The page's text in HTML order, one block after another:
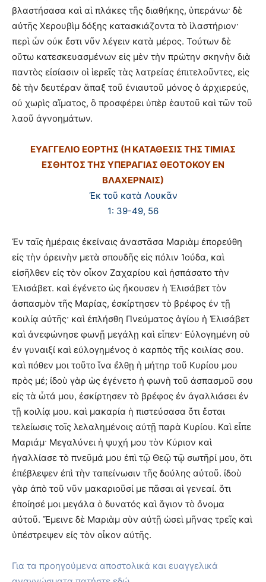
βλαστήσασα καὶ αἱ πλάκες τῆς διαθήκης, ὑπεράνω· δὲ
αὐτῆς Χερουβὶμ δόξης κατασκιάζοντα τὸ ἱλαστήριον·
περὶ ὧν οὐκ ἔστι νῦν λέγειν κατὰ μέρος. Τούτων δὲ
οὕτω κατεσκευασμένων εἰς μὲν τὴν πρώτην σκηνὴν διὰ
παντὸς εἰσίασιν οἱ ἱερεῖς τὰς λατρείας ἐπιτελοῦντες, εἰς
δὲ τὴν δευτέραν ἅπαξ τοῦ ἐνιαυτοῦ μόνος ὁ ἀρχιερεύς,
οὐ χωρὶς αἵματος, ὃ προσφέρει ὑπὲρ ἑαυτοῦ καὶ τῶν τοῦ
λαοῦ ἀγνοημάτων.
ΕΥΑΓΓΕΛΙΟ ΕΟΡΤΗΣ (Η ΚΑΤΑΘΕΣΙΣ ΤΗΣ ΤΙΜΙΑΣ
ΕΣΘΗΤΟΣ ΤΗΣ ΥΠΕΡΑΓΙΑΣ ΘΕΟΤΟΚΟΥ ΕΝ
ΒΛΑΧΕΡΝΑΙΣ)
Ἐκ τοῦ κατὰ Λουκᾶν
1: 39-49, 56
Ἐν ταῖς ἡμέραις ἐκείναις ἀναστᾶσα Μαριὰμ ἐπορεύθη
εἰς τὴν ὀρεινὴν μετὰ σπουδῆς εἰς πόλιν Ἰούδα, καὶ
εἰσῆλθεν εἰς τὸν οἶκον Ζαχαρίου καὶ ἠσπάσατο τὴν
Ἐλισάβετ. καὶ ἐγένετο ὡς ἤκουσεν ἡ Ἐλισάβετ τὸν
ἀσπασμὸν τῆς Μαρίας, ἐσκίρτησεν τὸ βρέφος ἐν τῇ
κοιλίᾳ αὐτῆς· καὶ ἐπλήσθη Πνεύματος ἁγίου ἡ Ἐλισάβετ
καὶ ἀνεφώνησε φωνῇ μεγάλῃ καὶ εἶπεν· Εὐλογημένη σὺ
ἐν γυναιξί καὶ εὐλογημένος ὁ καρπὸς τῆς κοιλίας σου.
καὶ πόθεν μοι τοῦτο ἵνα ἔλθῃ ἡ μήτηρ τοῦ Κυρίου μου
πρὸς μέ; ἰδοὺ γὰρ ὡς ἐγένετο ἡ φωνὴ τοῦ ἀσπασμοῦ σου
εἰς τὰ ὦτά μου, ἐσκίρτησεν τὸ βρέφος ἐν ἀγαλλιάσει ἐν
τῇ κοιλίᾳ μου. καὶ μακαρία ἡ πιστεύσασα ὅτι ἔσται
τελείωσις τοῖς λελαλημένοις αὐτῇ παρὰ Κυρίου. Καὶ εἶπε
Μαριάμ· Μεγαλύνει ἡ ψυχή μου τὸν Κύριον καὶ
ἠγαλλίασε τὸ πνεῦμά μου ἐπὶ τῷ Θεῷ τῷ σωτῆρί μου, ὅτι
ἐπέβλεψεν ἐπὶ τὴν ταπείνωσιν τῆς δούλης αὐτοῦ. ἰδοὺ
γὰρ ἀπὸ τοῦ νῦν μακαριοῦσί με πᾶσαι αἱ γενεαί. ὅτι
ἐποίησέ μοι μεγάλα ὁ δυνατός καὶ ἅγιον τὸ ὄνομα
αὐτοῦ. Ἔμεινε δὲ Μαριὰμ σὺν αὐτῇ ὡσεὶ μῆνας τρεῖς καὶ
ὑπέστρεψεν εἰς τὸν οἶκον αὐτῆς.
Για τα προηγούμενα αποστολικά και ευαγγελικά